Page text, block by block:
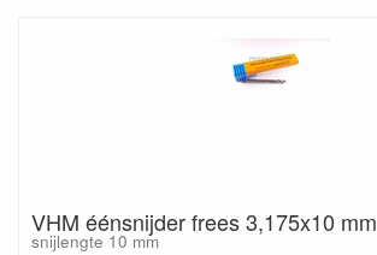
VHM éénsnijder frees 3,175x10 mm
snijlengte 10 mm